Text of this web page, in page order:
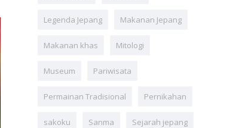
Legenda Jepang Makanan Jepang
Makanan khas Mitologi
Museum Pariwisata
Permainan Tradisional Pernikahan
sakoku Sanma Sejarah jepang